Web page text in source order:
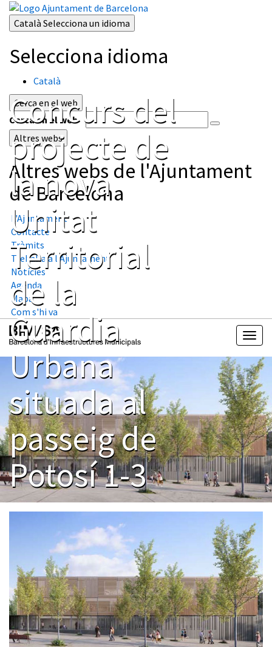
Català Selecciona un idioma
Selecciona idioma
Català
Cerca en el web
Cerca en el web
Altres webs
Altres webs de l'Ajuntament
de Barcelona
L'Ajuntament
Contacte
Tràmits
Treballa a l'Ajuntament
Notícies
Agenda
Mapa
Com s'hi va
Concurs del
projecte de
la nova
Unitat
Territorial
de la
Guardia
Urbana
situada al
passeig de
Potosí 1-3